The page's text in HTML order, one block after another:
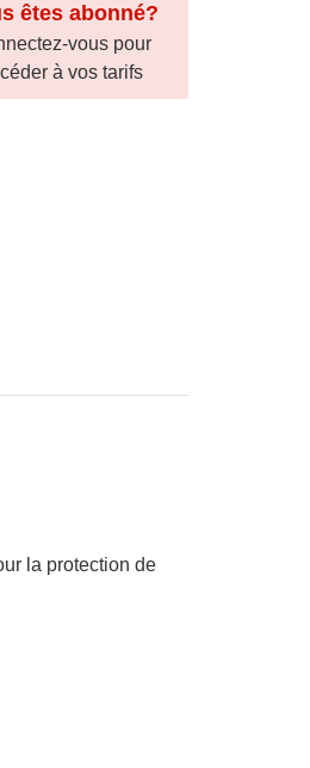
êtes abonné?
vous pour
à vos tarifs
la protection de